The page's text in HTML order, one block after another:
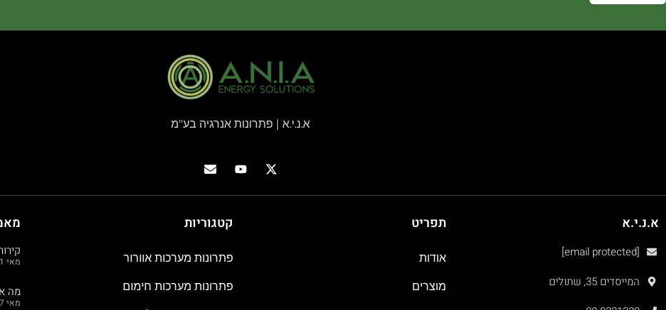
א.נ.י.א | פתרונות אנרגיה בע"מ
א.נ.י.א
[email protected]
המייסדים 35, שתולים
תפריט
אודות
מוצרים
קטגוריות
פתרונות מערכות אוורור
פתרונות מערכות חימום
מאי 1, 2018
מה
מאי 27, 2015